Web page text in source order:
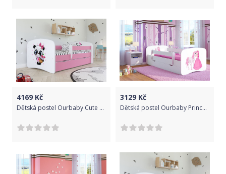
4169 Kč
Dětská postel Ourbaby Cute Panda Rose 160x80 cm
3129 Kč
Dětská postel Ourbaby Princess bílá 160x80 cm